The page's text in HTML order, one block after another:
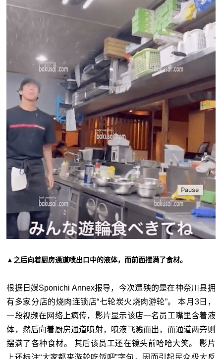
▲之后向着厨房通道喷出口中的液体，而前面摆满了食材。
根据日媒Sponichi Annex报导，今次遭殃的是在神奈川县拥
有多家分店的烧肉连锁店“七轮炭火烧肉游轮”。 本月3日，
一段视频在网络上疯传，影片显示该店一名员工嘴里含着液
体，然后向着厨房通道喷射，喷液飞溅而出，而通道两旁则
摆满了各种食材。 其后该员工还在镜头前哈哈大笑。 影片
上还标注“大家都来游轮吃饭吧”字句，因而引起民众极大反